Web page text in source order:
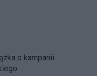
o kampanii